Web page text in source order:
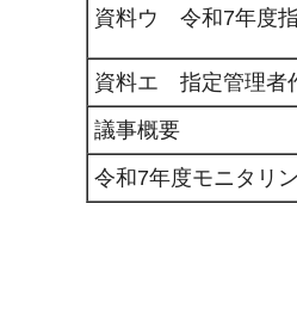
資料ウ 令和7年度
資料エ 指定管理者
議事概要
令和7年度モニタリ